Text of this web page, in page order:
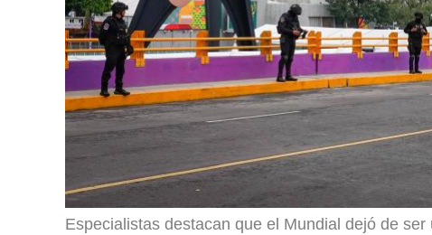
Especialistas destacan que el Mundial dejó de